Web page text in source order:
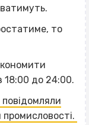
то
18:00 до 24:00.
промисловості.